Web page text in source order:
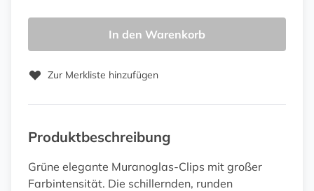
In den Warenkorb
Zur Merkliste hinzufügen
Produktbeschreibung
Grüne elegante Muranoglas-Clips mit großer
Farbintensität. Die schillernden, runden